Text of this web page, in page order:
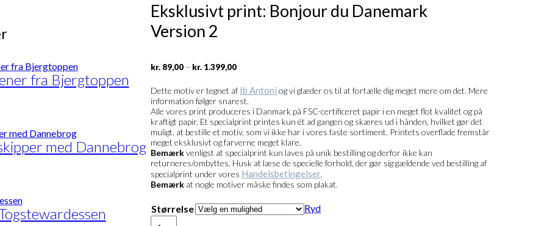
Eksklusivt print: Bonjour du Danemark
Version 2
kr. 89,00 – kr. 1.399,00Prisinterval:
kr. 89,00
kr. 1.399,00
Dette motiv er tegnet af Ib Antoni og vi glæder os til at fortælle dig meget mere om det. Mere
information følger snarest.
Alle vores print produceres i Danmark på FSC-certificeret papir i en meget flot kvalitet og på
kraftigt papir. Et specialprint printes kun ét ad gangen og skæres ud i hånden, hvilket gør det
muligt, at bestille et motiv, som vi ikke har i vores faste sortiment. Printets overflade fremstår
meget eksklusivt og farverne meget klare.
Bemærkvenligst at specialprint kun laves på unik bestilling og derfor ikke kan
returneres/ombyttes. Husk at læse de specielle forhold, der gør sig gældende ved bestilling af
specialprint under vores Handelsbetingelser.
Bemærk at nogle motiver måske findes som plakat.
Størrelse
Ryd
fra Bjergtoppen
med Dannebrog